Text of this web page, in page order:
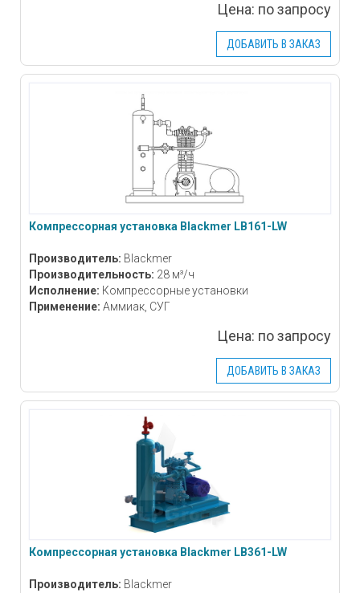
Цена: по запросу
ДОБАВИТЬ В ЗАКАЗ
Компрессорная установка Blackmer LB161-LW
Производитель: Blackmer
Производительность: 28 м³/ч
Исполнение: Компрессорные установки
Применение: Аммиак, СУГ
Цена: по запросу
ДОБАВИТЬ В ЗАКАЗ
Компрессорная установка Blackmer LB361-LW
Производитель: Blackmer